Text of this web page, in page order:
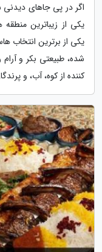
اگر در پی جاهای دیدنی
یکی از زیباترین منطقه
یکی از برترین انتخاب
شده، طبیعتی بکر و
کننده از کوه، آب، و